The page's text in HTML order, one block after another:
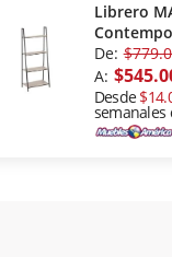
Librero
De:
A:
Desde
semanales